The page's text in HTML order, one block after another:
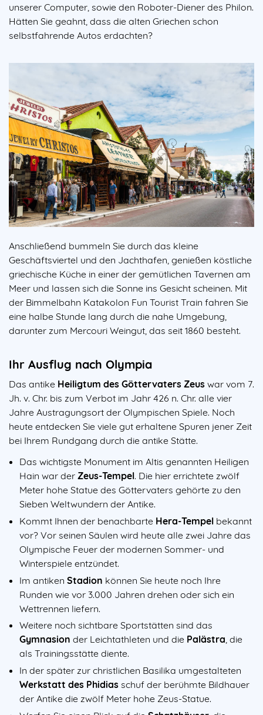
unserer Computer, sowie den Roboter-Diener des Philon.
Hätten Sie geahnt, dass die alten Griechen schon
selbstfahrende Autos erdachten?
Anschließend bummeln Sie durch das kleine
Geschäftsviertel und den Jachthafen, genießen köstliche
griechische Küche in einer der gemütlichen Tavernen am
Meer und lassen sich die Sonne ins Gesicht scheinen. Mit
der Bimmelbahn Katakolon Fun Tourist Train fahren Sie
eine halbe Stunde lang durch die nahe Umgebung,
darunter zum Mercouri Weingut, das seit 1860 besteht.
Ihr Ausflug nach Olympia
Das antike Heiligtum des Göttervaters Zeus war vom 7.
Jh. v. Chr. bis zum Verbot im Jahr 426 n. Chr. alle vier
Jahre Austragungsort der Olympischen Spiele. Noch
heute entdecken Sie viele gut erhaltene Spuren jener Zeit
bei Ihrem Rundgang durch die antike Stätte.
Das wichtigste Monument im Altis genannten Heiligen
Hain war der Zeus-Tempel. Die hier errichtete zwölf
Meter hohe Statue des Göttervaters gehörte zu den
Sieben Weltwundern der Antike.
Kommt Ihnen der benachbarte Hera-Tempel bekannt
vor? Vor seinen Säulen wird heute alle zwei Jahre das
Olympische Feuer der modernen Sommer- und
Winterspiele entzündet.
Im antiken Stadion können Sie heute noch Ihre
Runden wie vor 3.000 Jahren drehen oder sich ein
Wettrennen liefern.
Weitere noch sichtbare Sportstätten sind das
Gymnasion der Leichtathleten und die Palästra, die
als Trainingsstätte diente.
In der später zur christlichen Basilika umgestalteten
Werkstatt des Phidias schuf der berühmte Bildhauer
der Antike die zwölf Meter hohe Zeus-Statue.